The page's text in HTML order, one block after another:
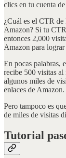
clics en tu cuenta
¿Cuál es el CTR de
Amazon? Si tu
entonces 2,000
Amazon para
En pocas palabras,
recibe 500 visitas al
algunos miles de
enlaces de Amazon.
Pero tampoco es
de miles de visitas
Tutorial